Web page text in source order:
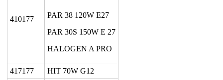
410177
PAR 38 120W E27
PAR 30S 150W E 27
HALOGEN A PRO
417177
HIT 70W G12